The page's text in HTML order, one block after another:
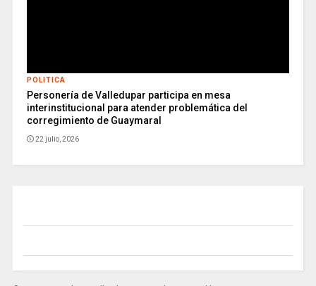
POLITICA
Personería de Valledupar participa en mesa
interinstitucional para atender problemática del
corregimiento de Guaymaral
22 julio, 2026